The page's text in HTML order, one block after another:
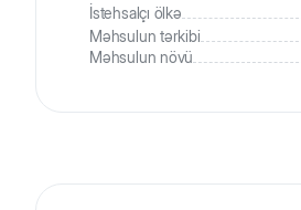
İstehsalçı ölkə
Məhsulun tərkibi
Məhsulun növü